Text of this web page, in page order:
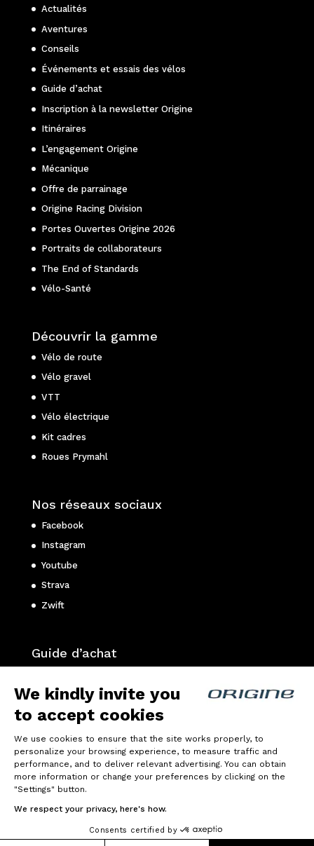
We kindly invite you
to accept cookies
We use cookies to ensure that the site works properly, to
personalize your browsing experience, to measure traffic and
performance, and to deliver relevant advertising. You can obtain
more information or change your preferences by clicking on the
"Settings" button.
We respect your privacy, here's how.
Consents certified by
Actualités
Aventures
Conseils
Événements et essais des vélos
Guide d’achat
Inscription à la newsletter Origine
Itinéraires
L’engagement Origine
Mécanique
Offre de parrainage
Origine Racing Division
Portes Ouvertes Origine 2026
Portraits de collaborateurs
The End of Standards
Vélo-Santé
Découvrir la gamme
Vélo de route
Vélo gravel
VTT
Vélo électrique
Kit cadres
Roues Prymahl
Nos réseaux sociaux
Facebook
Instagram
Youtube
Strava
Zwift
Guide d’achat
Choisir son vélo gravel ?
Choisir son VTT ?
Politique de confidentialité
Mentions légales